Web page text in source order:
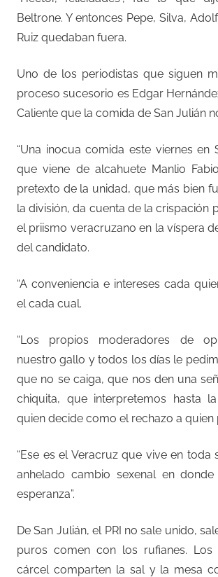
Beltrone. Y entonces Pepe, Silva,
Ruiz quedaban fuera.
Uno de los periodistas que siguen
proceso sucesorio es Edgar
Caliente que la comida de San Julián
“Una inocua comida este viernes en
que viene de alcahuete Manlio
pretexto de la unidad, que más bien
la división, da cuenta de la crispación
el priismo veracruzano en la víspera
del candidato.
“A conveniencia e intereses cada
el cada cual.
“Los propios moderadores de
nuestro gallo y todos los días le
que no se caiga, que nos den una
chiquita, que interpretemos hasta
quien decide como el rechazo a quien
“Ese es el Veracruz que vive en toda
anhelado cambio sexenal en
esperanza”.
De San Julián, el PRI no sale unido,
puros comen con los rufianes. Los
cárcel comparten la sal y la mesa